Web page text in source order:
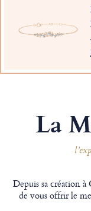
La
Depuis sa création
de vous offrir le